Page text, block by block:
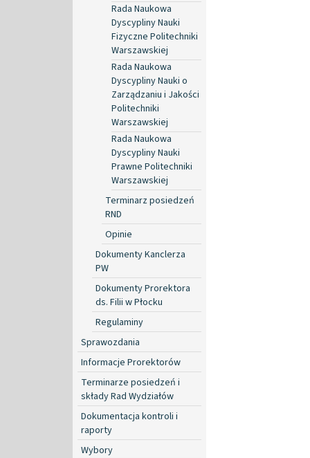
Rada Naukowa
Dyscypliny Nauki
Fizyczne Politechniki
Warszawskiej
Rada Naukowa
Dyscypliny Nauki o
Zarządzaniu i Jakości
Politechniki
Warszawskiej
Rada Naukowa
Dyscypliny Nauki
Prawne Politechniki
Warszawskiej
Terminarz posiedzeń
RND
Opinie
Dokumenty Kanclerza
PW
Dokumenty Prorektora
ds. Filii w Płocku
Regulaminy
Sprawozdania
Informacje Prorektorów
Terminarze posiedzeń i
składy Rad Wydziałów
Dokumentacja kontroli i
raporty
Wybory